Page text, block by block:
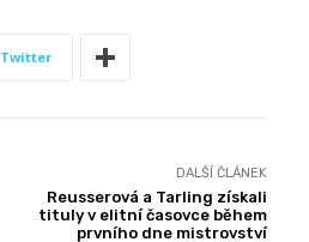
Twitter
DALŠÍ ČLÁNEK
Reusserová a Tarling získali
tituly v elitní časovce během
prvního dne mistrovství